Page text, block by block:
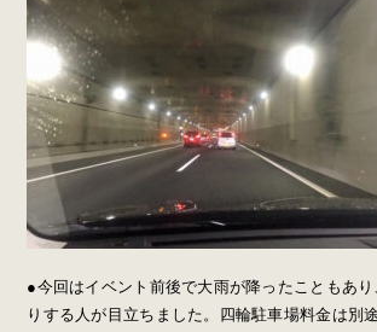
●今回はイベント前後で大雨が降ったこともあ
りする人が目立ちました。四輪駐車場料金は別